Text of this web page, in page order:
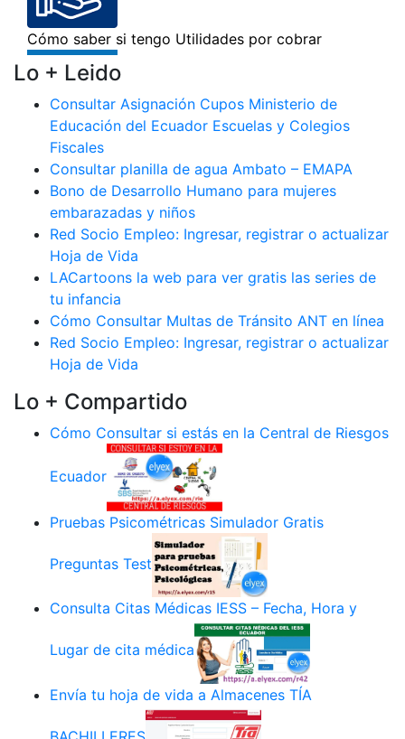
Lo + Leido
Consultar Asignación Cupos Ministerio de
Educación del Ecuador Escuelas y Colegios
Fiscales
Consultar planilla de agua Ambato – EMAPA
Bono de Desarrollo Humano para mujeres
embarazadas y niños
Red Socio Empleo: Ingresar, registrar o actualizar
Hoja de Vida
LACartoons la web para ver gratis las series de
tu infancia
Cómo Consultar Multas de Tránsito ANT en línea
Red Socio Empleo: Ingresar, registrar o actualizar
Hoja de Vida
Lo + Compartido
Cómo Consultar si estás en la Central de Riesgos
Ecuador
Pruebas Psicométricas Simulador Gratis
Preguntas Test
Consulta Citas Médicas IESS – Fecha, Hora y
Lugar de cita médica
Envía tu hoja de vida a Almacenes TÍA